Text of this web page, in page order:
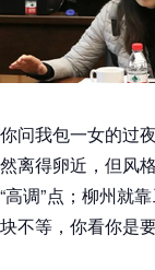
你问我包一女的过
然离得卵近，但风
“高调”点；柳州就
块不等，你看你是